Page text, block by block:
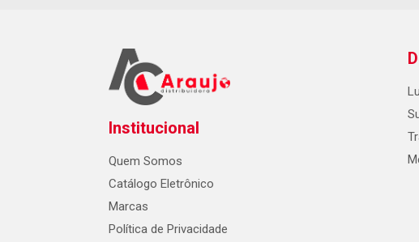
Institucional
Quem Somos
Catálogo Eletrônico
Marcas
Política de Privacidade